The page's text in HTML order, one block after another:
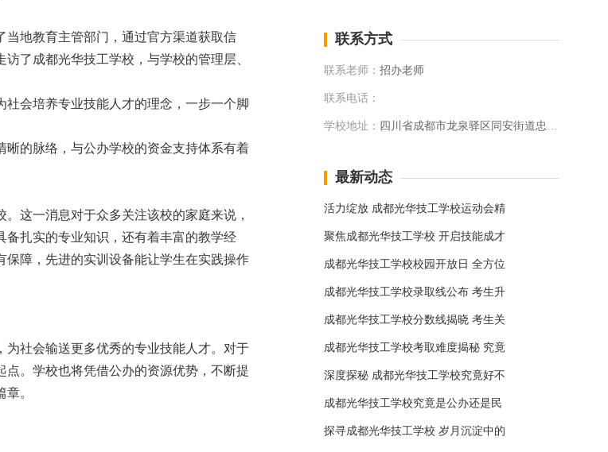
地教育主管部门，通过官方渠道获取信
了成都光华技工学校，与学校的管理层、
会培养专业技能人才的理念，一步一个脚
的脉络，与公办学校的资金支持体系有着
这一消息对于众多关注该校的家庭来说，
扎实的专业知识，还有着丰富的教学经
障，先进的实训设备能让学生在实践操作
社会输送更多优秀的专业技能人才。对于
。学校也将凭借公办的资源优势，不断提
。
联系方式
联系老师： 招办老师
联系电话：
学校地址： 四川省成都市龙泉驿区同安街道忠北路333号
最新动态
活力绽放 成都光华技工学校运动会精
聚焦成都光华技工学校 开启技能成才
成都光华技工学校校园开放日 全方位
成都光华技工学校录取线公布 考生升
成都光华技工学校分数线揭晓 考生关
成都光华技工学校考取难度揭秘 究竟
深度探秘 成都光华技工学校究竟好不
成都光华技工学校究竟是公办还是民
探寻成都光华技工学校 岁月沉淀中的